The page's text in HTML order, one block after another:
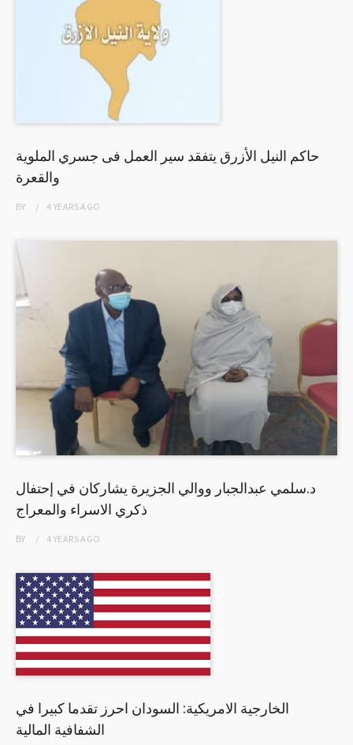
حاكم النيل الأزرق يتفقد سير العمل فى جسري الملوية
والقعرة
BY 4 YEARSAGO
د.سلمي عبدالجبار ووالي الجزيرة يشاركان في إحتفال
ذكري الاسراء والمعراج
BY 4 YEARSAGO
الخارجية الامريكية: السودان احرز تقدما كبيرا في
الشفافية المالية